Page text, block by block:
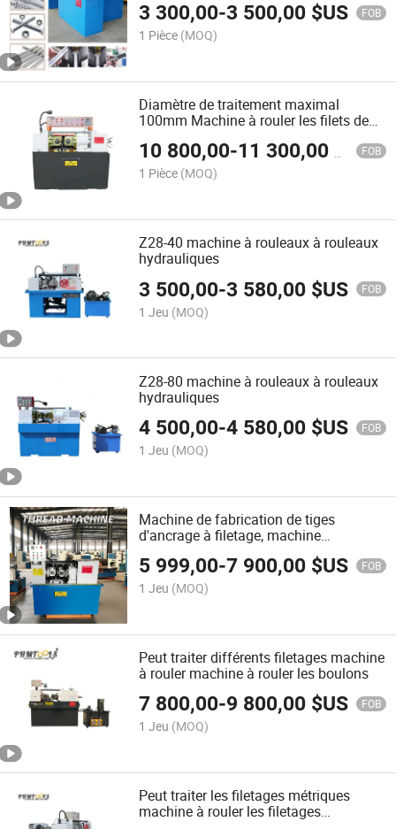
3 300,00-3 500,00 $US FOB
1 Pièce (MOQ)
Diamètre de traitement maximal
100mm Machine à rouler les filets de
10 800,00-11 300,00 FOB
1 Pièce (MOQ)
Z28-40 machine à rouleaux à rouleaux
hydrauliques
3 500,00-3 580,00 $US FOB
1 Jeu (MOQ)
Z28-80 machine à rouleaux à rouleaux
hydrauliques
4 500,00-4 580,00 $US FOB
1 Jeu (MOQ)
Machine de fabrication de tiges
d'ancrage à filetage, machine
hydraulique de roulage à filetage
5 999,00-7 900,00 $US FOB
1 Jeu (MOQ)
Peut traiter différents filetages machine
à rouler machine à rouler les boulons
7 800,00-9 800,00 $US FOB
1 Jeu (MOQ)
Peut traiter les filetages métriques
machine à rouler les filetages